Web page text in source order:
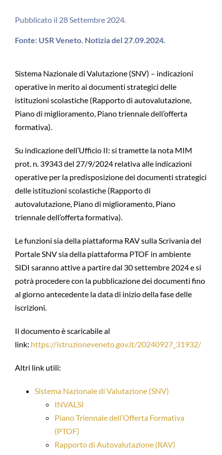
Pubblicato il 28 Settembre 2024.
Fonte: USR Veneto. Notizia del 27.09.2024.
Sistema Nazionale di Valutazione (SNV) – indicazioni
operative in merito ai documenti strategici delle
istituzioni scolastiche (Rapporto di autovalutazione,
Piano di miglioramento, Piano triennale dell’offerta
formativa).
Su indicazione dell’Ufficio II: si tramette la nota MIM
prot. n. 39343 del 27/9/2024 relativa alle indicazioni
operative per la predisposizione dei documenti strategici
delle istituzioni scolastiche (Rapporto di
autovalutazione, Piano di miglioramento, Piano
triennale dell’offerta formativa).
Le funzioni sia della piattaforma RAV sulla Scrivania del
Portale SNV sia della piattaforma PTOF in ambiente
SIDI saranno attive a partire dal 30 settembre 2024 e si
potrà procedere con la pubblicazione dei documenti fino
al giorno antecedente la data di inizio della fase delle
iscrizioni.
Il documento è scaricabile al
link: https://istruzioneveneto.gov.it/20240927_31932/
Altri link utili:
Sistema Nazionale di Valutazione (SNV)
INVALSI
Piano Triennale dell’Offerta Formativa
(PTOF)
Rapporto di Autovalutazione (RAV)